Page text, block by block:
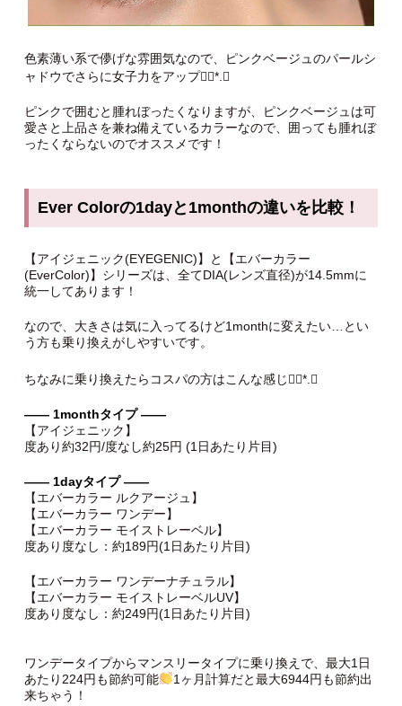
色素薄い系で儚げな雰囲気なので、ピンクベージュのパールシ
ャドウでさらに女子力をアップ❁⃘*.ﾟ
ピンクで囲むと腫れぼったくなりますが、ピンクベージュは可
愛さと上品さを兼ね備えているカラーなので、囲っても腫れぼ
ったくならないのでオススメです！
Ever Colorの1dayと1monthの違いを比較！
【アイジェニック(EYEGENIC)】と【エバーカラー
(EverColor)】シリーズは、全てDIA(レンズ直径)が14.5mmに
統一してあります！
なので、大きさは気に入ってるけど1monthに変えたい…とい
う方も乗り換えがしやすいです。
ちなみに乗り換えたらコスパの方はこんな感じ❁⃘*.ﾟ
―― 1monthタイプ ――
【アイジェニック】
度あり約32円/度なし約25円 (1日あたり片目)
―― 1dayタイプ ――
【エバーカラー ルクアージュ】
【エバーカラー ワンデー】
【エバーカラー モイストレーベル】
度あり度なし：約189円(1日あたり片目)
【エバーカラー ワンデーナチュラル】
【エバーカラー モイストレーベルUV】
度あり度なし：約249円(1日あたり片目)
ワンデータイプからマンスリータイプに乗り換えで、最大1日
あたり224円も節約可能
1ヶ月計算だと最大6944円も節約出
来ちゃう！